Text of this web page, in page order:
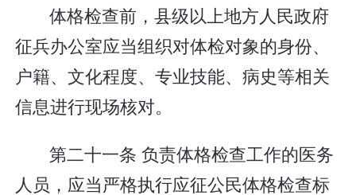
体格检查前，县级以上地方人民政府
征兵办公室应当组织对体检对象的身份、
户籍、文化程度、专业技能、病史等相关
信息进行现场核对。
第二十一条 负责体格检查工作的医务
人员，应当严格执行应征公民体格检查标